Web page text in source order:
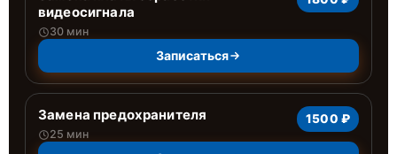
видеосигнала
30 мин
Записаться
Замена предохранителя
25 мин
1500 ₽